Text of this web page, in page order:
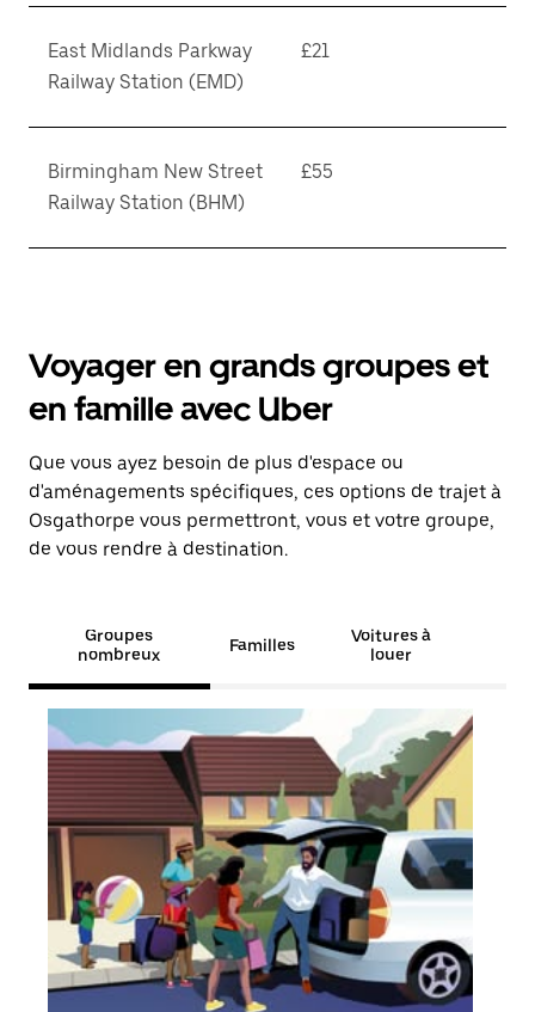
East Midlands Parkway
Railway Station (EMD)
£21
Birmingham New Street
Railway Station (BHM)
£55
Voyager en grands groupes et
en famille avec Uber
Que vous ayez besoin de plus d'espace ou
d'aménagements spécifiques, ces options de trajet à
Osgathorpe vous permettront, vous et votre groupe,
de vous rendre à destination.
Groupes
nombreux
Familles
Voitures à
louer